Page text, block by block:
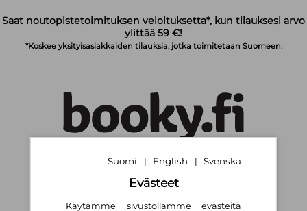
Saat noutopistetoimituksen veloituksetta*, kun tilauksesi arvo
ylittää 59 €!
*Koskee yksityisasiakkaiden tilauksia, jotka toimitetaan Suomeen.
Suomi | English | Svenska
Suomi | English | Svenska
Evästeet
Käytämme sivustollamme evästeitä